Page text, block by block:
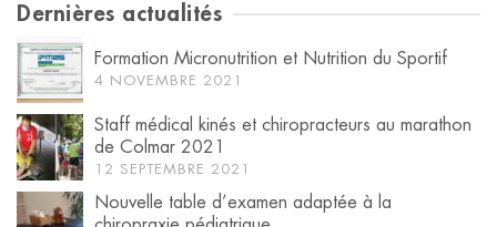
Dernières actualités
Formation Micronutrition et Nutrition du Sportif
4 NOVEMBRE 2021
Staff médical kinés et chiropracteurs au marathon
de Colmar 2021
12 SEPTEMBRE 2021
Nouvelle table d’examen adaptée à la